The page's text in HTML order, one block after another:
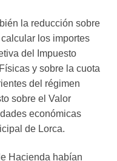
la reducción sobre
los importes
del Impuesto
y sobre la cuota
del régimen
sobre el Valor
económicas
de Lorca.
Hacienda habían